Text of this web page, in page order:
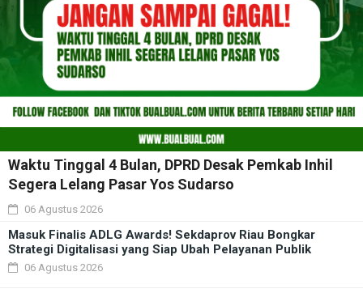
Waktu Tinggal 4 Bulan, DPRD Desak Pemkab Inhil
Segera Lelang Pasar Yos Sudarso
06 Agustus 2026
Masuk Finalis ADLG Awards! Sekdaprov Riau Bongkar
Strategi Digitalisasi yang Siap Ubah Pelayanan Publik
06 Agustus 2026